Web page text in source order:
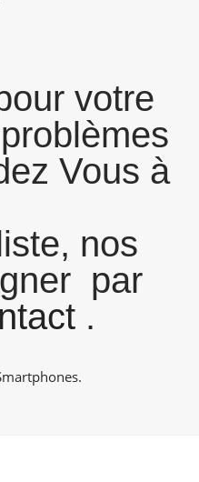
votre
Vous à
nos
par
.